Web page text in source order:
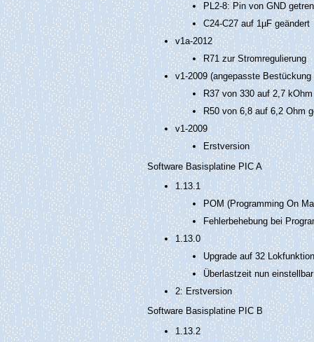
PL2-8: Pin von GND
C24-C27 auf 1µF geändert
v1a-2012
R71 zur Stromregulierung
v1-2009 (angepasste Bestückung
R37 von 330 auf 2,7
R50 von 6,8 auf 6,2 Ohm
v1-2009
Erstversion
Software Basisplatine PIC A
1.13.1
POM (Programming On
Fehlerbehebung bei
1.13.0
Upgrade auf 32
Überlastzeit nun
2: Erstversion
Software Basisplatine PIC B
1.13.2